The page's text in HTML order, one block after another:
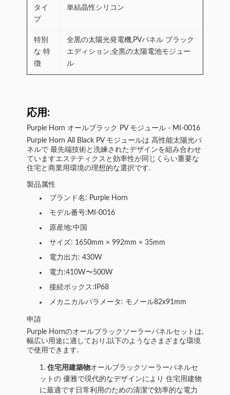
タイ
プ
単結晶性シリコン
特別
な 特
徴
全黒の太陽光発電機,PVパネル ブラック
エディション,全黒の太陽電池モジュー
ル
応用:
Purple Horn オールブラック PV モジュール - MI-0016
Purple Horn All Black PV モジュールは 高性能太陽光パ
ネルで 最先端技術と洗練されたデザインを組み合わせ
ていますエステティクスと効率性が同じくらい重要な
住宅と商業用環境の理想的な選択です.
製品属性
ブランド名: Purple Horn
モデル番号:MI-0016
原産地:中国
サイズ: 1650mm × 992mm × 35mm
電力出力: 430W
電力:410W〜500W
接続ボックス:IP68
メカニカルパラメータ: モノール82x91mm
申請
Purple Hornのオールブラックソーラーパネルセットは,
幅広い用途に適しており,以下のようなさまざまな環境
で使用できます.
住宅用建築物 オールブラックソーラーパネルセ
ットの 優雅で現代的なデザインにより 住宅用建物
に最適です日常利用のための清潔で効率的な電力